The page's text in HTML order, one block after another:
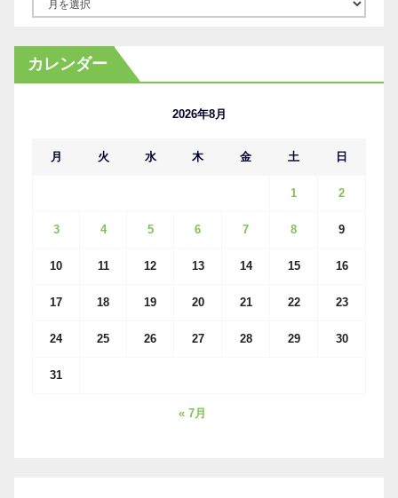
カ
イ
カレンダー
2026年8月
月 火 水 木 金 土 日
1 2
3 4 5 6 7 8 9
10 11 12 13 14 15 16
17 18 19 20 21 22 23
24 25 26 27 28 29 30
31
« 7月